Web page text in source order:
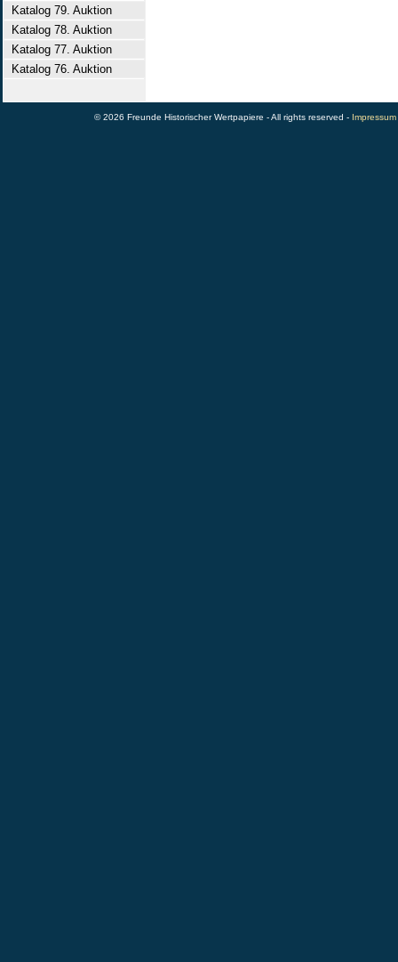
Katalog 79. Auktion
Katalog 78. Auktion
Katalog 77. Auktion
Katalog 76. Auktion
© 2026 Freunde Historischer Wertpapiere - All rights reserved - Impressum